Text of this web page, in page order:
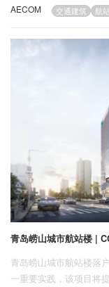
关于我们
联系我们
AECOM 交通建筑 航
青岛崂山城市航站楼 |
青岛崂山城市航站楼落
一重要实践，该项目将